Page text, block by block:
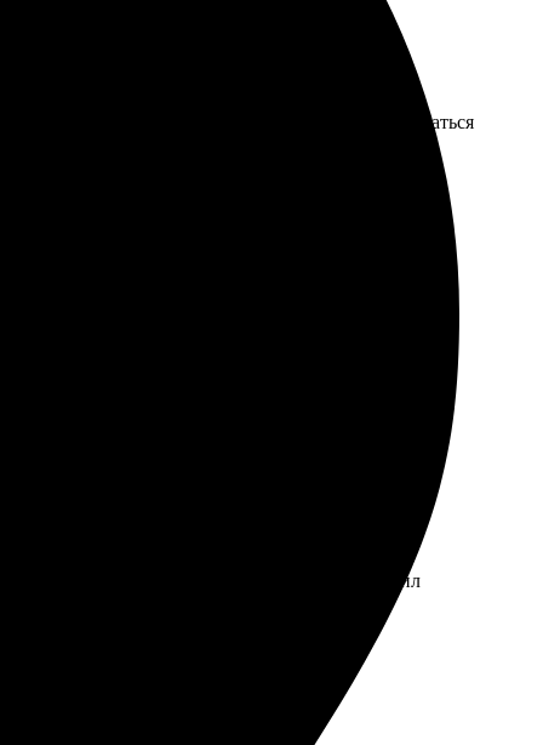
Сайт немного запутанный, но в целом разобраться
всем, кто хочет сохранить воспоминания в
результат, цветопередача супер!
быстро выбрал нужный формат и загрузил
отличная. Рекомендую всем!